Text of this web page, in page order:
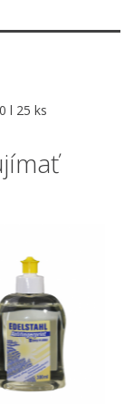
l 25 ks